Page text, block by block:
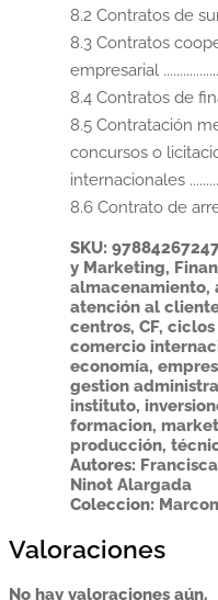
8.2 Contratos de
8.3 Contratos
empresarial
8.4 Contratos de
8.5 Contratación
concursos o
internacionales
8.6 Contrato de
SKU:
y Marketing,
almacenamiento,
atención al
centros,CF,
comercio
economía,
gestion
instituto,
formacion,
producción,
Autores:
Ninot Alargada
Coleccion:
Valoraciones
No hay valoraciones aún.